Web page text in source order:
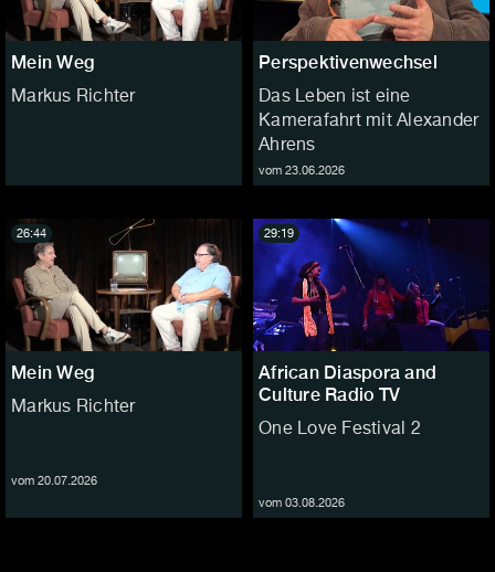
Mein Weg
Markus Richter
Perspektivenwechsel
Das Leben ist eine
Kamerafahrt mit Alexander
Ahrens
vom 23.06.2026
Mein Weg
Markus Richter
vom 20.07.2026
26:44
African Diaspora and
Culture Radio TV
One Love Festival 2
vom 03.08.2026
29:19